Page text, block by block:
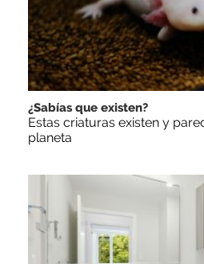
¿Sabías que existen?
Estas criaturas existen y
planeta